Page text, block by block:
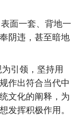
面一套、背地一
阴违，甚至暗地
引领，坚持用
作出符合当代中
文化的阐释，为
发挥积极作用。